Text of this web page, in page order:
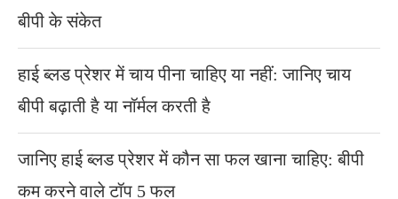
बीपी के संकेत
हाई ब्लड प्रेशर में चाय पीना चाहिए या नहीं: जानिए चाय
बीपी बढ़ाती है या नॉर्मल करती है
जानिए हाई ब्लड प्रेशर में कौन सा फल खाना चाहिए: बीपी
कम करने वाले टॉप 5 फल